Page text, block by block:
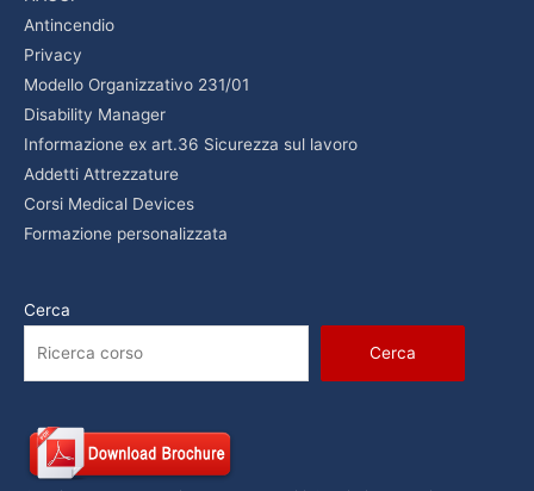
Antincendio
Privacy
Modello Organizzativo 231/01
Disability Manager
Informazione ex art.36 Sicurezza sul lavoro
Addetti Attrezzature
Corsi Medical Devices
Formazione personalizzata
Cerca
Cerca